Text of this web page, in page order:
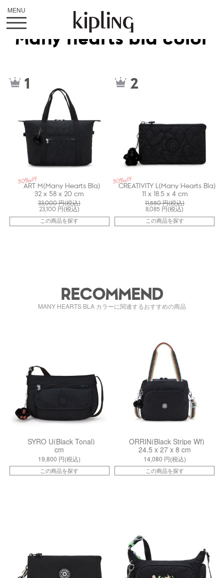
Many hearts bla color
1
30%off
ART M(Many Hearts Bla)
32 x 58 x 20 cm
33,000円(税込)
23,100 円(税込)
この商品を探す
2
30%off
CREATIVITY L(Many Hearts Bla)
11 x 18.5 x 4 cm
11,550円(税込)
8,085 円(税込)
この商品を探す
RECOMMEND
MANY HEARTS BLA カラーに関連するおすすめの商品
SYRO U(Black Tonal)
cm
19,800 円(税込)
この商品を探す
ORRIN(Black Stripe Wf)
24.5 x 27 x 8 cm
14,080 円(税込)
この商品を探す